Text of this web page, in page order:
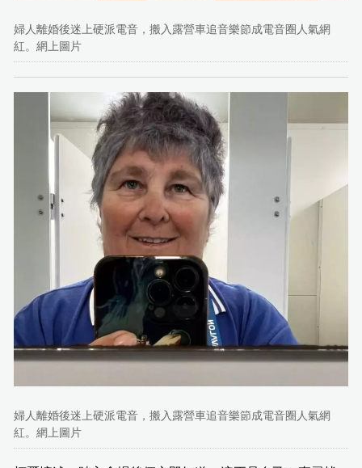
婦人離婚後迷上硬派電音，搬入露營車追音樂節成電音圈人氣網
紅。網上圖片
婦人離婚後迷上硬派電音，搬入露營車追音樂節成電音圈人氣網
紅。網上圖片